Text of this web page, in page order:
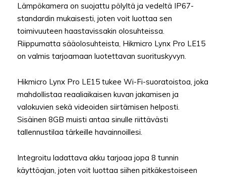
Lämpökamera on suojattu pölyltä ja vedeltä IP67-
standardin mukaisesti, joten voit luottaa sen
toimivuuteen haastavissakin olosuhteissa.
Riippumatta sääolosuhteista, Hikmicro Lynx Pro LE15
on valmis tarjoamaan luotettavan suorituskyvyn.
Hikmicro Lynx Pro LE15 tukee Wi-Fi-suoratoistoa, joka
mahdollistaa reaaliaikaisen kuvan jakamisen ja
valokuvien sekä videoiden siirtämisen helposti.
Sisäinen 8GB muisti antaa sinulle riittävästi
tallennustilaa tärkeille havainnoillesi.
Integroitu ladattava akku tarjoaa jopa 8 tunnin
käyttöajan, joten voit luottaa siihen pitkäkestoiseen